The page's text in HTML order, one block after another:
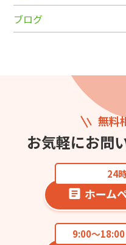
ブログ
無料
お気軽にお問
24
ホーム
9:00〜18:00